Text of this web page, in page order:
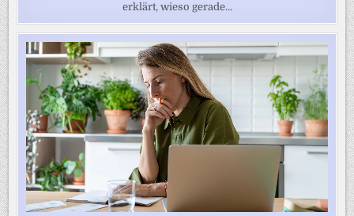
erklärt, wieso gerade...